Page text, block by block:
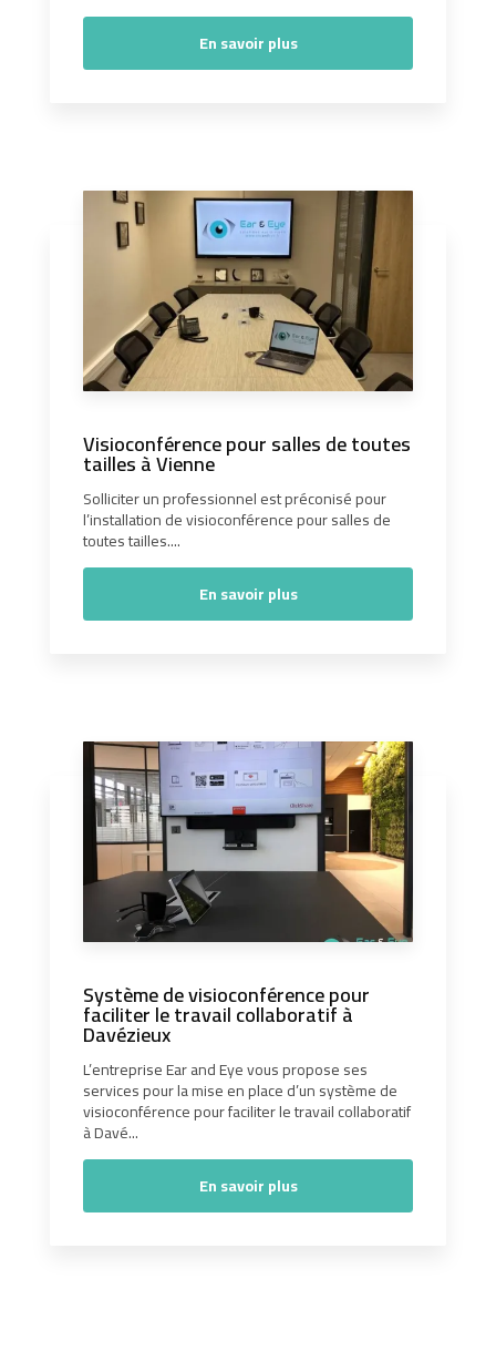
En savoir plus
Visioconférence pour salles de toutes
tailles à Vienne
Solliciter un professionnel est préconisé pour
l’installation de visioconférence pour salles de
toutes tailles....
En savoir plus
Système de visioconférence pour
faciliter le travail collaboratif à
Davézieux
L’entreprise Ear and Eye vous propose ses
services pour la mise en place d’un système de
visioconférence pour faciliter le travail collaboratif
à Davé...
En savoir plus